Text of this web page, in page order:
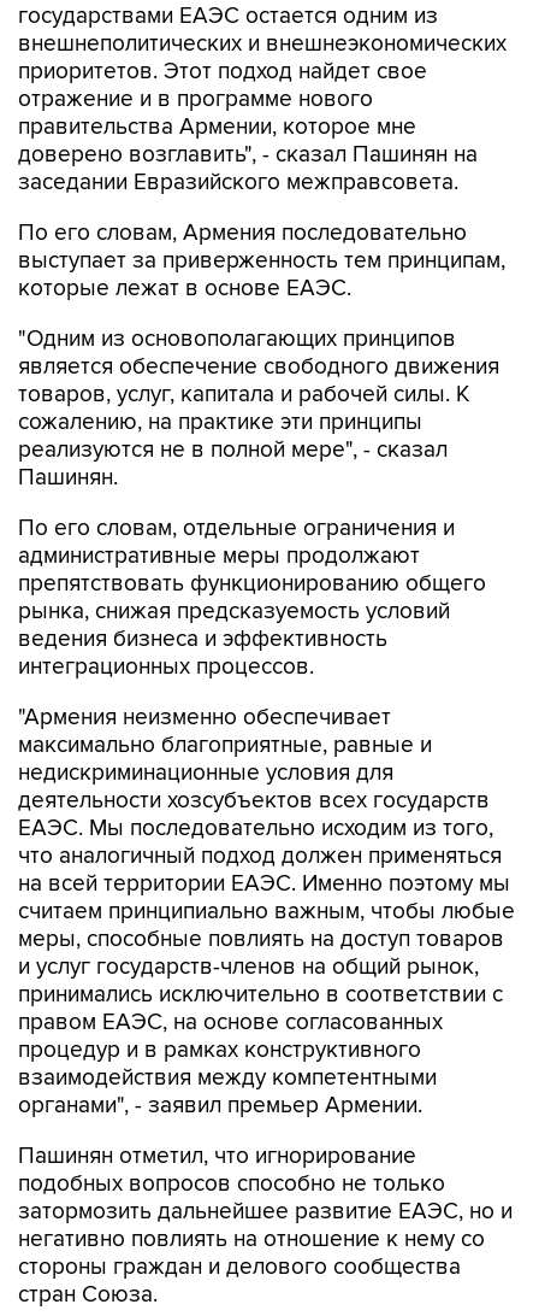
государствами ЕАЭС остается одним из
внешнеполитических и внешнеэкономических
приоритетов. Этот подход найдет свое
отражение и в программе нового
правительства Армении, которое мне
доверено возглавить", - сказал Пашинян на
заседании Евразийского межправсовета.
По его словам, Армения последовательно
выступает за приверженность тем принципам,
которые лежат в основе ЕАЭС.
"Одним из основополагающих принципов
является обеспечение свободного движения
товаров, услуг, капитала и рабочей силы. К
сожалению, на практике эти принципы
реализуются не в полной мере", - сказал
Пашинян.
По его словам, отдельные ограничения и
административные меры продолжают
препятствовать функционированию общего
рынка, снижая предсказуемость условий
ведения бизнеса и эффективность
интеграционных процессов.
"Армения неизменно обеспечивает
максимально благоприятные, равные и
недискриминационные условия для
деятельности хозсубъектов всех государств
ЕАЭС. Мы последовательно исходим из того,
что аналогичный подход должен применяться
на всей территории ЕАЭС. Именно поэтому мы
считаем принципиально важным, чтобы любые
меры, способные повлиять на доступ товаров
и услуг государств-членов на общий рынок,
принимались исключительно в соответствии с
правом ЕАЭС, на основе согласованных
процедур и в рамках конструктивного
взаимодействия между компетентными
органами", - заявил премьер Армении.
Пашинян отметил, что игнорирование
подобных вопросов способно не только
затормозить дальнейшее развитие ЕАЭС, но и
негативно повлиять на отношение к нему со
стороны граждан и делового сообщества
стран Союза.